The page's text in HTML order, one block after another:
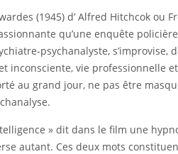
(1945) d’ Alfred Hitchcok
qu’une enquête
psychanalyste,
vie professionnelle
au grand jour, ne pas être
» dit dans le film une
autant. Ces deux mots